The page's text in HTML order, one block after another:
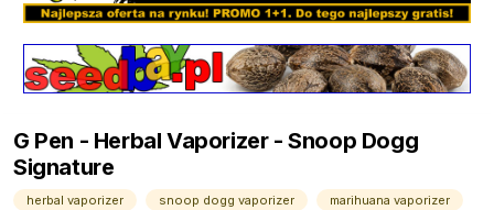
G Pen - Herbal Vaporizer - Snoop Dogg
Signature
herbal vaporizer snoop dogg vaporizer marihuana vaporizer